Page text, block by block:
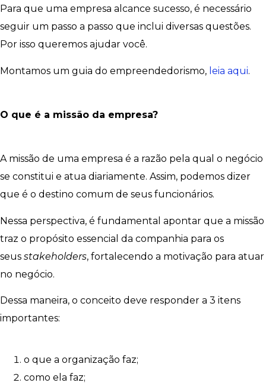
Para que uma empresa alcance sucesso, é necessário
seguir um passo a passo que inclui diversas questões.
Por isso queremos ajudar você.
Montamos um guia do empreendedorismo, leia aqui.
O que é a missão da empresa?
A missão de uma empresa é a razão pela qual o negócio
se constitui e atua diariamente. Assim, podemos dizer
que é o destino comum de seus funcionários.
Nessa perspectiva, é fundamental apontar que a missão
traz o propósito essencial da companhia para os
seus stakeholders, fortalecendo a motivação para atuar
no negócio.
Dessa maneira, o conceito deve responder a 3 itens
importantes:
o que a organização faz;
como ela faz;